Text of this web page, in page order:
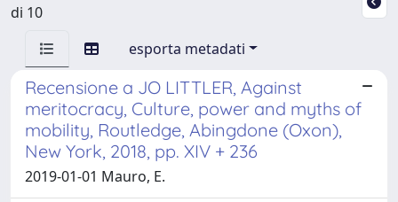
di 10
esporta metadati
Recensione a JO LITTLER, Against
meritocracy, Culture, power and myths of
mobility, Routledge, Abingdone (Oxon),
New York, 2018, pp. XIV + 236
2019-01-01 Mauro, E.